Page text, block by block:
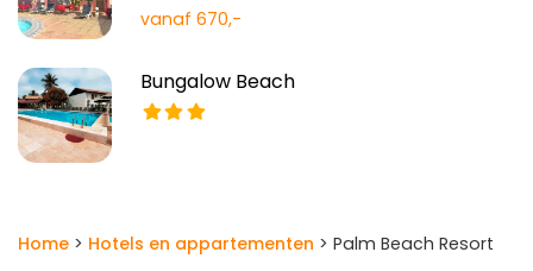
vanaf 670,-
Bungalow Beach
Home > Hotels en appartementen > Palm Beach Resort